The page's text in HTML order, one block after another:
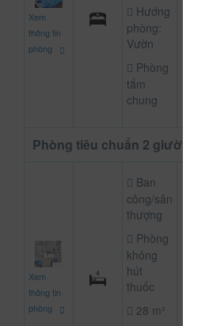
Xem
thông tin
phòng
Hướng
phòng:
Vườn
Phòng
tắm
chung
Phòng tiêu chuẩn 2 giường lớn
Xem
thông tin
phòng
Ban
công/sân
thượng
Phòng
không
hút
thuốc
28 m²